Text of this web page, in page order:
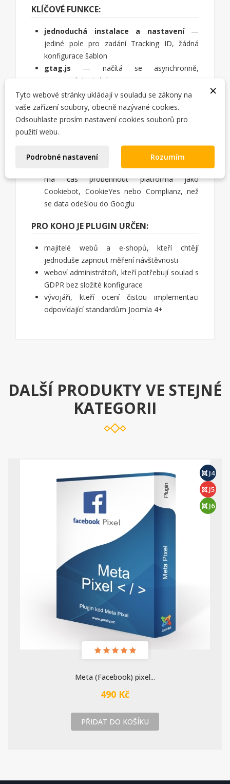
KLÍČOVÉ FUNKCE:
jednoduchá instalace a nastavení—
jediné pole pro zadání Tracking ID, žádná
konfigurace šablon
gtag.js — načítá se asynchronně,
nezpomaluje stránky
Google Consent Mode v2— volitelná
podpora pro GDPR/ePrivacy; plugin
vygeneruje správný inicializační kód s
výchozím stavem souhlasu (denied nebo
čekání na platformu pro souhlas—
nastavitelný timeout (0–2000 ms), díky němuž
má čas proběhnout platforma jako
Cookiebot, CookieYes nebo Complianz, než
se data odešlou do Googlu
PRO KOHO JE PLUGIN URČEN:
majitelé webů a e-shopů, kteří chtějí
jednoduše zapnout měření návštěvnosti
weboví administrátoři, kteří potřebují soulad s
GDPR bez složité konfigurace
vývojáři, kteří ocení čistou implementaci
odpovídající standardům Joomla 4+
DALŠÍ PRODUKTY VE STEJNÉ
KATEGORII
J4
J5
J6
Meta (Facebook) pixel...
490 Kč
PŘIDAT DO KOŠÍKU
×
Tyto webové stránky ukládají v souladu se zákony na
vaše zařízení soubory, obecně nazývané cookies.
Odsouhlaste prosím nastavení cookies souborů pro
použití webu.
Podrobné nastavení Rozumím